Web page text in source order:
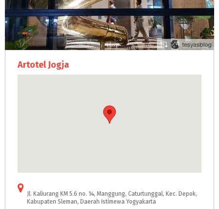
Artotel Jogja
Jl. Kaliurang KM 5.6 no. 14, Manggung, Caturtunggal, Kec. Depok,
Kabupaten Sleman, Daerah Istimewa Yogyakarta